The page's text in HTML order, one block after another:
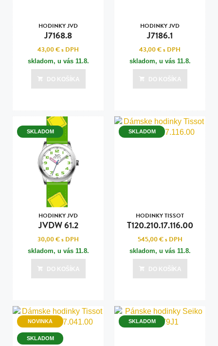
HODINKY JVD
J7168.8
43,00 €s DPH
skladom, u vás 11.8.
DO KOŠÍKA
HODINKY JVD
J7186.1
43,00 €s DPH
skladom, u vás 11.8.
DO KOŠÍKA
SKLADOM
HODINKY JVD
JVDW 61.2
30,00 €s DPH
skladom, u vás 11.8.
DO KOŠÍKA
SKLADOM
HODINKY TISSOT
T120.210.17.116.00
545,00 €s DPH
skladom, u vás 11.8.
DO KOŠÍKA
NOVINKA
SKLADOM
SKLADOM